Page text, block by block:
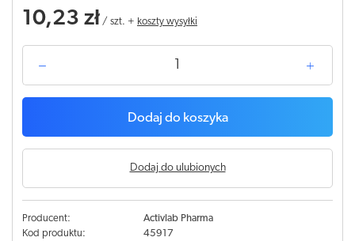
10,23 zł / szt. + koszty wysyłki
Dodaj do koszyka
Dodaj do ulubionych
Producent:
Activlab Pharma
Kod produktu:
45917